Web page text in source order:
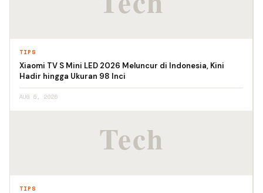
TIPS
Xiaomi TV S Mini LED 2026 Meluncur di Indonesia, Kini
Hadir hingga Ukuran 98 Inci
AUG 6, 2026
TIPS